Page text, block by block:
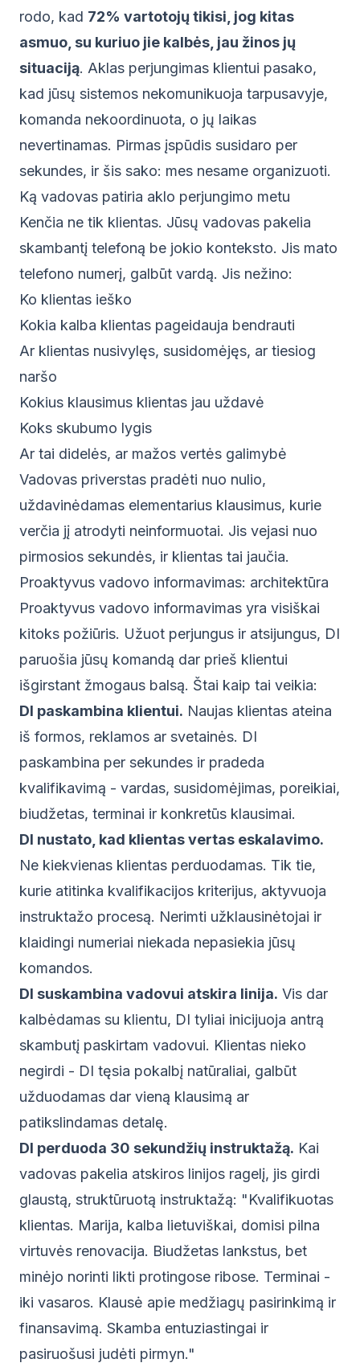
rodo, kad 72% vartotojų tikisi, jog kitas
asmuo, su kuriuo jie kalbės, jau žinos jų
situaciją. Aklas perjungimas klientui pasako,
kad jūsų sistemos nekomunikuoja tarpusavyje,
komanda nekoordinuota, o jų laikas
nevertinamas. Pirmas įspūdis susidaro per
sekundes, ir šis sako: mes nesame organizuoti.
Ką vadovas patiria aklo perjungimo metu
Kenčia ne tik klientas. Jūsų vadovas pakelia
skambantį telefoną be jokio konteksto. Jis mato
telefono numerį, galbūt vardą. Jis nežino:
Ko klientas ieško
Kokia kalba klientas pageidauja bendrauti
Ar klientas nusivylęs, susidomėjęs, ar tiesiog
naršo
Kokius klausimus klientas jau uždavė
Koks skubumo lygis
Ar tai didelės, ar mažos vertės galimybė
Vadovas priverstas pradėti nuo nulio,
uždavinėdamas elementarius klausimus, kurie
verčia jį atrodyti neinformuotai. Jis vejasi nuo
pirmosios sekundės, ir klientas tai jaučia.
Proaktyvus vadovo informavimas: architektūra
Proaktyvus vadovo informavimas yra visiškai
kitoks požiūris. Užuot perjungus ir atsijungus, DI
paruošia jūsų komandą dar prieš klientui
išgirstant žmogaus balsą. Štai kaip tai veikia:
DI paskambina klientui. Naujas klientas ateina
iš formos, reklamos ar svetainės. DI
paskambina per sekundes ir pradeda
kvalifikavimą - vardas, susidomėjimas, poreikiai,
biudžetas, terminai ir konkretūs klausimai.
DI nustato, kad klientas vertas eskalavimo.
Ne kiekvienas klientas perduodamas. Tik tie,
kurie atitinka kvalifikacijos kriterijus, aktyvuoja
instruktažo procesą. Nerimti užklausinėtojai ir
klaidingi numeriai niekada nepasiekia jūsų
komandos.
DI suskambina vadovui atskira linija. Vis dar
kalbėdamas su klientu, DI tyliai inicijuoja antrą
skambutį paskirtam vadovui. Klientas nieko
negirdi - DI tęsia pokalbį natūraliai, galbūt
užduodamas dar vieną klausimą ar
patikslindamas detalę.
DI perduoda 30 sekundžių instruktažą. Kai
vadovas pakelia atskiros linijos ragelį, jis girdi
glaustą, struktūruotą instruktažą: "Kvalifikuotas
klientas. Marija, kalba lietuviškai, domisi pilna
virtuvės renovacija. Biudžetas lankstus, bet
minėjo norinti likti protingose ribose. Terminai -
iki vasaros. Klausė apie medžiagų pasirinkimą ir
finansavimą. Skamba entuziastingai ir
pasiruošusi judėti pirmyn."